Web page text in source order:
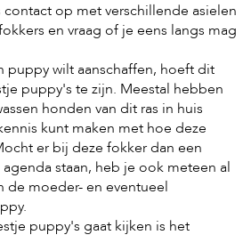
op met verschillende asielen
en vraag of je eens langs mag
puppy wilt aanschaffen, hoeft dit
puppy's te zijn. Meestal hebben
honden van dit ras in huis
kunt maken met hoe deze
er bij deze fokker dan een
staan, heb je ook meteen al
de moeder- en eventueel
puppy's gaat kijken is het